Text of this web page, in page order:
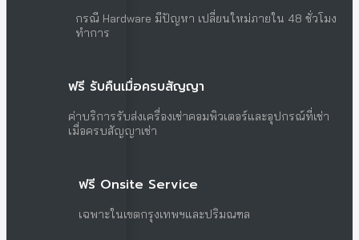
กรณี Hardware มีปัญหา เปลี่ยนใหม่ภายใน 48 ชั่วโมง
ทำการ
ฟรี รับคืนเมื่อครบสัญญา
ค่าบริการรับส่งเครื่องเช่าคอมพิวเตอร์และอุปกรณ์ที่เช่า
เมื่อครบสัญญาเช่า
ฟรี Onsite Service
เฉพาะในเขตกรุงเทพฯและปริมณฑล